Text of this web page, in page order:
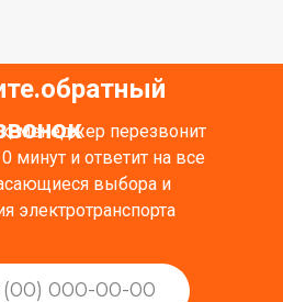
обратный
менеджер перезвонит
минут и ответит на все
выбора и
электротранспорта
.